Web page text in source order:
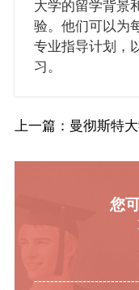
大学的留学背景
验。他们可以为
专业指导计划，
习。
上一篇 ：曼彻斯特大学UoM曼大戏剧专业辅导
您